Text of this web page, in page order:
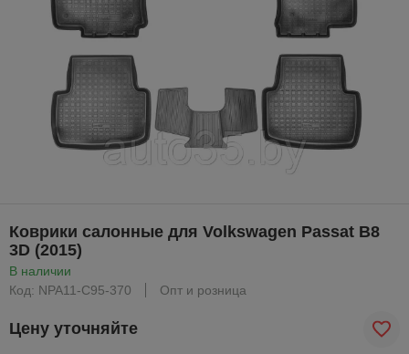
Коврики салонные для Volkswagen Passat B8
3D (2015)
В наличии
Код: NPA11-C95-370
Опт и розница
Цену уточняйте